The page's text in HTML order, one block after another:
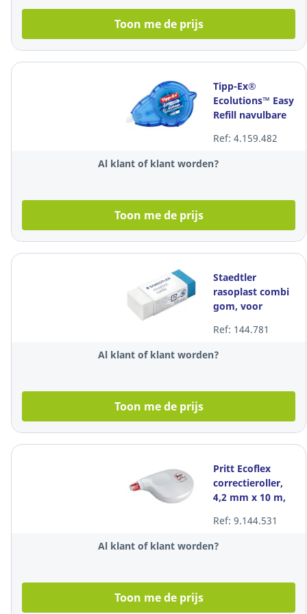
Toon me de prijs
Tipp-Ex®
Ecolutions™ Easy
Refill navulbare
5mm x 14m, per
stuk
Ref: 4.159.482
Al klant of klant worden?
Toon me de prijs
Staedtler
rasoplast combi
gom, voor
kartonnen huls,
per stuk
Ref: 144.781
Al klant of klant worden?
Toon me de prijs
Pritt Ecoflex
correctieroller,
4,2 mm x 10 m,
Ref: 9.144.531
Al klant of klant worden?
Toon me de prijs